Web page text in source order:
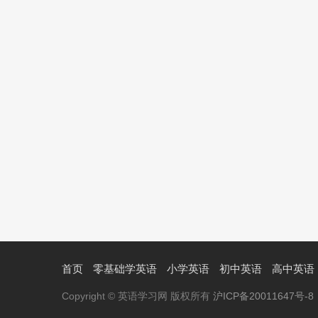
首页 零基础学英语 小学英语 初中英语 高中英语
Copyright © 英语学习网 版权所有 沪ICP备20011647号-8